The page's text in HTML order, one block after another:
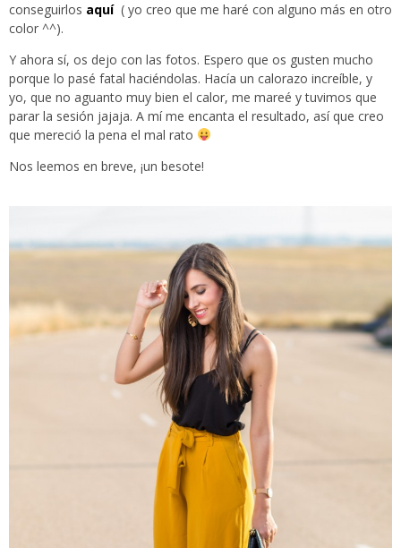
conseguirlos aquí ( yo creo que me haré con alguno más en otro
color ^^).
Y ahora sí, os dejo con las fotos. Espero que os gusten mucho
porque lo pasé fatal haciéndolas. Hacía un calorazo increíble, y
yo, que no aguanto muy bien el calor, me mareé y tuvimos que
parar la sesión jajaja. A mí me encanta el resultado, así que creo
que mereció la pena el mal rato
Nos leemos en breve, ¡un besote!